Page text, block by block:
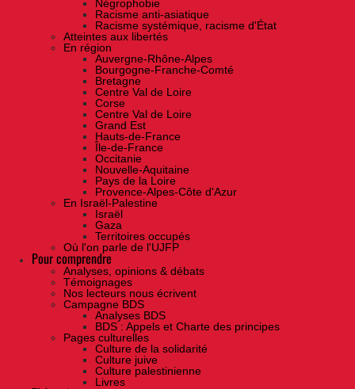
Négrophobie
Racisme anti-asiatique
Racisme systémique, racisme d'État
Atteintes aux libertés
En région
Auvergne-Rhône-Alpes
Bourgogne-Franche-Comté
Bretagne
Centre Val de Loire
Corse
Centre Val de Loire
Grand Est
Hauts-de-France
Île-de-France
Occitanie
Nouvelle-Aquitaine
Pays de la Loire
Provence-Alpes-Côte d'Azur
En Israël-Palestine
Israël
Gaza
Territoires occupés
Où l'on parle de l'UJFP
Pour comprendre
Analyses, opinions & débats
Témoignages
Nos lecteurs nous écrivent
Campagne BDS
Analyses BDS
BDS : Appels et Charte des principes
Pages culturelles
Culture de la solidarité
Culture juive
Culture palestinienne
Livres